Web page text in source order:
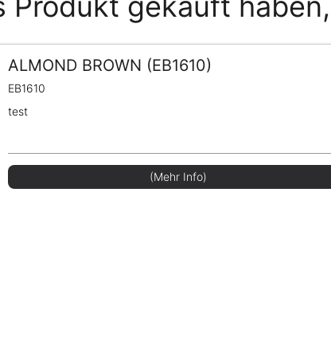
ALMOND BROWN (EB1610)
EB1610
test
(Mehr Info)